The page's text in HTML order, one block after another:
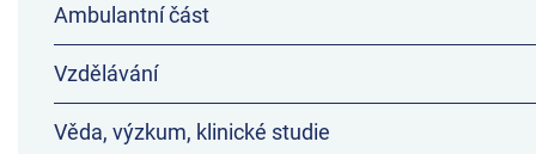
Ambulantní část
Vzdělávání
Věda, výzkum, klinické studie